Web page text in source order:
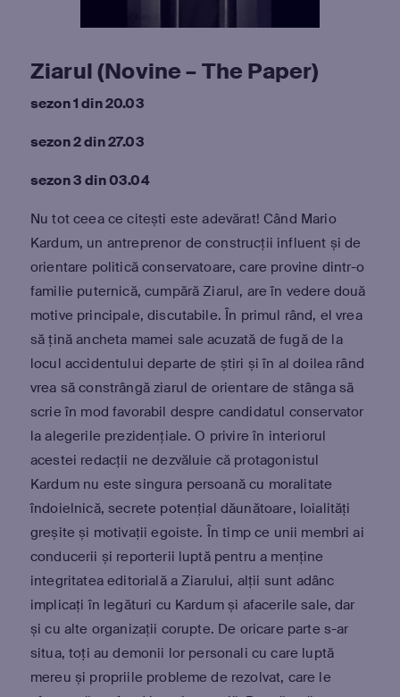
Ziarul (Novine – The Paper)
sezon 1 din 20.03
sezon 2 din 27.03
sezon 3 din 03.04
Nu tot ceea ce citești este adevărat! Când Mario
Kardum, un antreprenor de construcții influent și de
orientare politică conservatoare, care provine dintr-o
familie puternică, cumpără Ziarul, are în vedere două
motive principale, discutabile. În primul rând, el vrea
să țină ancheta mamei sale acuzată de fugă de la
locul accidentului departe de știri și în al doilea rând
vrea să constrângă ziarul de orientare de stânga să
scrie în mod favorabil despre candidatul conservator
la alegerile prezidențiale. O privire în interiorul
acestei redacții ne dezvăluie că protagonistul
Kardum nu este singura persoană cu moralitate
îndoielnică, secrete potențial dăunătoare, loialități
greșite și motivații egoiste. În timp ce unii membri ai
conducerii și reporterii luptă pentru a menține
integritatea editorială a Ziarului, alții sunt adânc
implicați în legături cu Kardum și afacerile sale, dar
și cu alte organizații corupte. De oricare parte s-ar
situa, toți au demonii lor personali cu care luptă
mereu și propriile probleme de rezolvat, care le